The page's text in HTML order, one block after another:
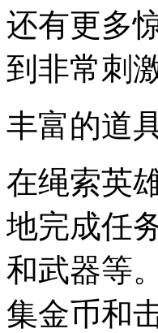
还有更多
到非常刺
丰富的道
在绳索英
地完成任
和武器等
集金币和